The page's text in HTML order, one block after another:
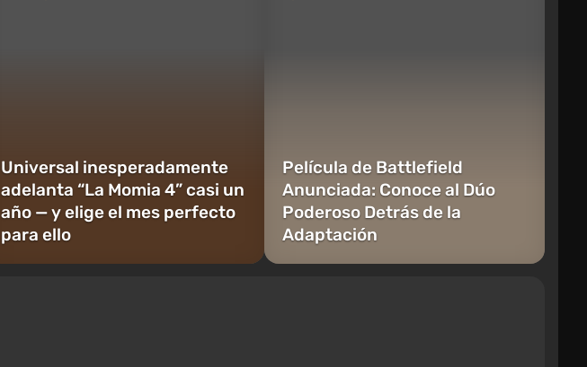
Universal inesperadamente
adelanta “La Momia 4” casi un
año — y elige el mes perfecto
para ello
Película de Battlefield
Anunciada: Conoce al Dúo
Poderoso Detrás de la
Adaptación